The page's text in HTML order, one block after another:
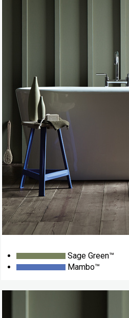
Sage Green™
Mambo™